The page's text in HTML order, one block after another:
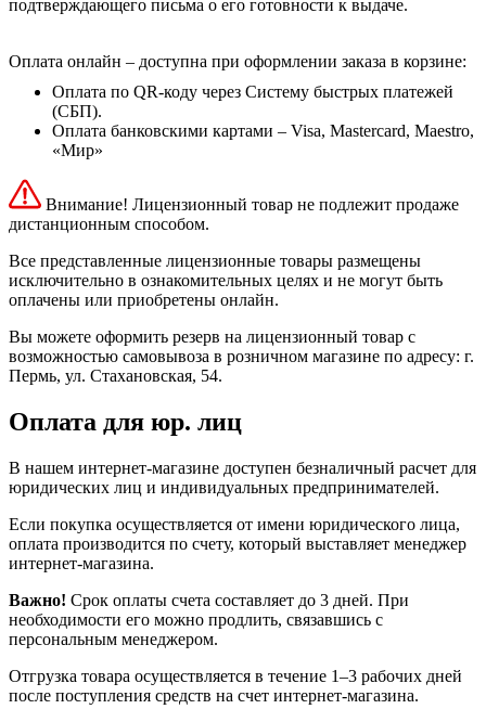
подтверждающего письма о его готовности к выдаче.
Оплата онлайн – доступна при оформлении заказа в корзине:
Оплата по QR-коду через Систему быстрых платежей
(СБП).
Оплата банковскими картами – Visa, Mastercard, Maestro,
«Мир»
Внимание! Лицензионный товар не подлежит продаже
дистанционным способом.
Все представленные лицензионные товары размещены
исключительно в ознакомительных целях и не могут быть
оплачены или приобретены онлайн.
Вы можете оформить резерв на лицензионный товар с
возможностью самовывоза в розничном магазине по адресу: г.
Пермь, ул. Стахановская, 54.
Оплата для юр. лиц
В нашем интернет-магазине доступен безналичный расчет для
юридических лиц и индивидуальных предпринимателей.
Если покупка осуществляется от имени юридического лица,
оплата производится по счету, который выставляет менеджер
интернет-магазина.
Важно! Срок оплаты счета составляет до 3 дней. При
необходимости его можно продлить, связавшись с
персональным менеджером.
Отгрузка товара осуществляется в течение 1–3 рабочих дней
после поступления средств на счет интернет-магазина.